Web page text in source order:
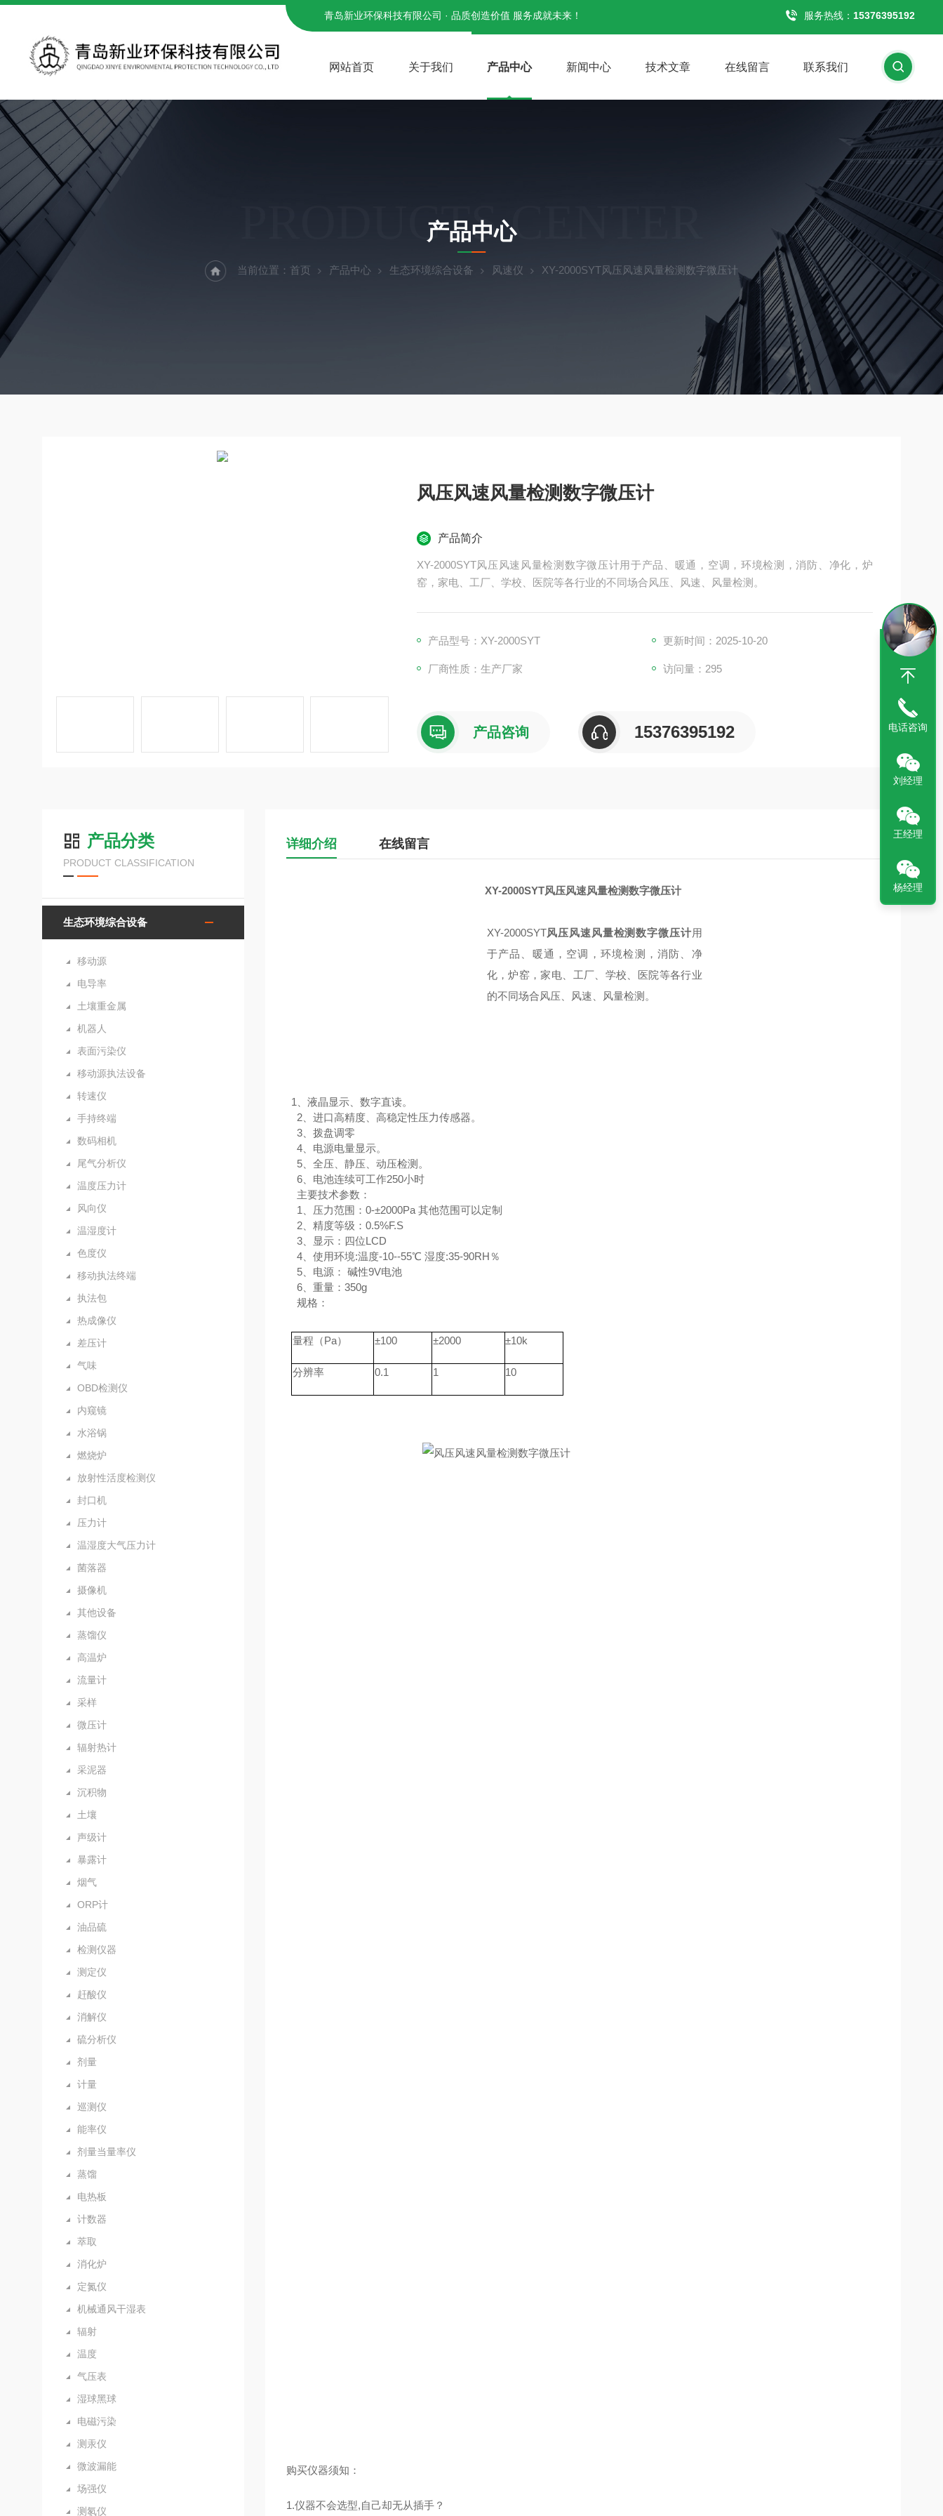
青岛新业环保科技有限公司 · 品质创造价值 服务成就未来！ 服务热线： 15376395192
网站首页 关于我们 产品中心 新闻中心 技术文章 在线留言 联系我们
PRODUCTS CENTER
产品中心
当前位置： 首页 产品中心 生态环境综合设备 风速仪 XY-2000SYT风压风速风量检测数字微压计
风压风速风量检测数字微压计
产品简介
XY-2000SYT风压风速风量检测数字微压计用于产品、暖通，空调，环境检测，消防、净化，炉
窑，家电、工厂、学校、医院等各行业的不同场合风压、风速、风量检测。
产品型号：XY-2000SYT 更新时间：2025-10-20
厂商性质：生产厂家 访问量：295
产品咨询 15376395192
产品分类
PRODUCT CLASSIFICATION
生态环境综合设备
移动源
电导率
土壤重金属
机器人
表面污染仪
移动源执法设备
转速仪
手持终端
数码相机
尾气分析仪
温度压力计
风向仪
温湿度计
色度仪
移动执法终端
执法包
热成像仪
差压计
气味
OBD检测仪
内窥镜
水浴锅
燃烧炉
放射性活度检测仪
封口机
压力计
温湿度大气压力计
菌落器
摄像机
其他设备
蒸馏仪
高温炉
流量计
采样
微压计
辐射热计
采泥器
沉积物
土壤
声级计
暴露计
烟气
ORP计
油品硫
检测仪器
测定仪
赶酸仪
消解仪
硫分析仪
剂量
计量
巡测仪
能率仪
剂量当量率仪
蒸馏
电热板
计数器
萃取
消化炉
定氮仪
机械通风干湿表
辐射
温度
气压表
湿球黑球
电磁污染
测汞仪
微波漏能
场强仪
测氡仪
详细介绍 在线留言
XY-2000SYT风压风速风量检测数字微压计
XY-2000SYT风压风速风量检测数字微压计用
于产品、暖通，空调，环境检测，消防、净
化，炉窑，家电、工厂、学校、医院等各行业
的不同场合风压、风速、风量检测。
1 、液晶显示、数字直读。
2、进口高精度、高稳定性压力传感器。
3、拨盘调零
4、电源电量显示。
5、全压、静压、动压检测。
6、电池连续可工作250小时
主要技术参数：
1 、压力范围： 0-±2000Pa 其他范围可以定制
2、精度等级： 0.5%F.S
3、显示：四位LCD
4、使用环境:温度-10--55℃ 湿度:35-90RH ％
5、电源： 碱性9V电池
6、重量： 350g
规格：
量程（Pa） ±100 ±2000 ±10k
分辨率 0.1 1 10
购买仪器须知：
1.仪器不会选型,自己却无从插手？
电话咨询
刘经理
王经理
杨经理